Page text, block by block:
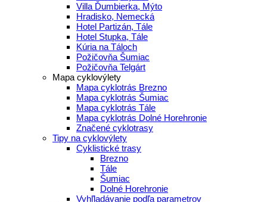
Villa Ďumbierka, Mýto
Hradisko, Nemecká
Hotel Partizán, Tále
Hotel Stupka, Tále
Kúria na Táloch
Požičovňa Šumiac
Požičovňa Telgárt
Mapa cyklovýlety
Mapa cyklotrás Brezno
Mapa cyklotrás Šumiac
Mapa cyklotrás Tále
Mapa cyklotrás Dolné Horehronie
Značené cyklotrasy
Tipy na cyklovýlety
Cyklistické trasy
Brezno
Tále
Šumiac
Dolné Horehronie
Vyhľladávanie podľa parametrov